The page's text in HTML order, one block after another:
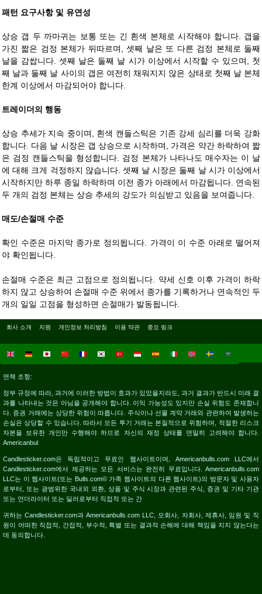
패턴 요구사항 및 유연성
상승 갭 두 까마귀는 보통 또는 긴 흰색 본체로 시작해야 합니다. 갭을
가진 짧은 검정 본체가 뒤따르며, 셋째 날은 또 다른 검정 본체로 둘째
날을 감쌉니다. 셋째 날은 둘째 날 시가 이상에서 시작할 수 있으며, 첫
째 날과 둘째 날 사이의 갭은 여전히 채워지지 않은 상태로 첫째 날 본체
한계 이상에서 마감되어야 합니다.
트레이더의 행동
상승 추세가 지속 중이며, 흰색 캔들스틱은 기존 강세 심리를 더욱 강화
합니다. 다음 날 시장은 갭 상승으로 시작하며, 가격은 약간 하락하여 짧
은 검정 캔들스틱을 형성합니다. 검정 본체가 나타나도 매수자는 이 날
에 대해 크게 걱정하지 않습니다. 셋째 날 시장은 둘째 날 시가 이상에서
시작하지만 하루 종일 하락하며 이전 종가 아래에서 마감됩니다. 연속된
두 개의 검정 본체는 상승 추세의 강도가 의심받고 있음을 보여줍니다.
매도/손절매 수준
확인 수준은 마지막 종가로 정의됩니다. 가격이 이 수준 아래로 떨어져
야 확인됩니다.
손절매 수준은 최근 고점으로 정의됩니다. 약세 신호 이후 가격이 하락
하지 않고 상승하여 손절매 수준 위에서 종가를 기록하거나 연속적인 두
개의 일일 고점을 형성하면 손절매가 발동됩니다.
회사 소개 지원 개인정보 처리방침 이용 약관 중요 링크
면책 조항:
정부 규정에 따라, 과거에 이러한 방법이 효과가 있었을지라도, 과거 결과가 반드시 미래 결
과를 나타내는 것은 아님을 공개해야 합니다. 이익 가능성도 있지만 손실 위험도 존재합니
다. 증권 거래에는 상당한 위험이 따릅니다. 주식이나 선물 계약 거래와 관련하여 발생하는
손실은 상당할 수 있습니다. 따라서 모든 투기 거래는 본질적으로 위험하며, 적절한 리스크
자본을 보유한 개인만 수행해야 하므로 자신의 재정 상태를 면밀히 고려해야 합니다.
Americanbul
Candlesticker.com은 독립적이고 무료인 웹사이트이며, Americanbulls.com LLC에서
Candlesticker.com에서 제공하는 모든 서비스는 완전히 무료입니다. Americanbulls.com
LLC는 이 웹사이트(또는 Bulls.com© 가족 웹사이트의 다른 웹사이트)의 방문자 및 사용자
로부터, 또는 광범위한 국내외 외환, 상품 및 주식 시장과 관련된 주식, 증권 및 기타 기관
또는 언더라이터 또는 딜러로부터 직접적 또는 간
귀하는 Candlesticker.com과 Americanbulls.com LLC, 모회사, 자회사, 제휴사, 임원 및 직
원이 어떠한 직접적, 간접적, 부수적, 특별 또는 결과적 손해에 대해 책임을 지지 않는다는
데 동의합니다.